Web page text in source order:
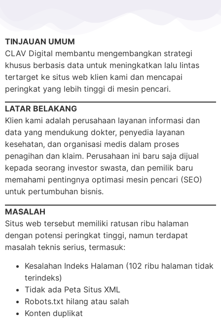
TINJAUAN UMUM
CLAV Digital membantu mengembangkan strategi
khusus berbasis data untuk meningkatkan lalu lintas
tertarget ke situs web klien kami dan mencapai
peringkat yang lebih tinggi di mesin pencari.
LATAR BELAKANG
Klien kami adalah perusahaan layanan informasi dan
data yang mendukung dokter, penyedia layanan
kesehatan, dan organisasi medis dalam proses
penagihan dan klaim. Perusahaan ini baru saja dijual
kepada seorang investor swasta, dan pemilik baru
memahami pentingnya optimasi mesin pencari (SEO)
untuk pertumbuhan bisnis.
MASALAH
Situs web tersebut memiliki ratusan ribu halaman
dengan potensi peringkat tinggi, namun terdapat
masalah teknis serius, termasuk:
Kesalahan Indeks Halaman (102 ribu halaman tidak
terindeks)
Tidak ada Peta Situs XML
Robots.txt hilang atau salah
Konten duplikat